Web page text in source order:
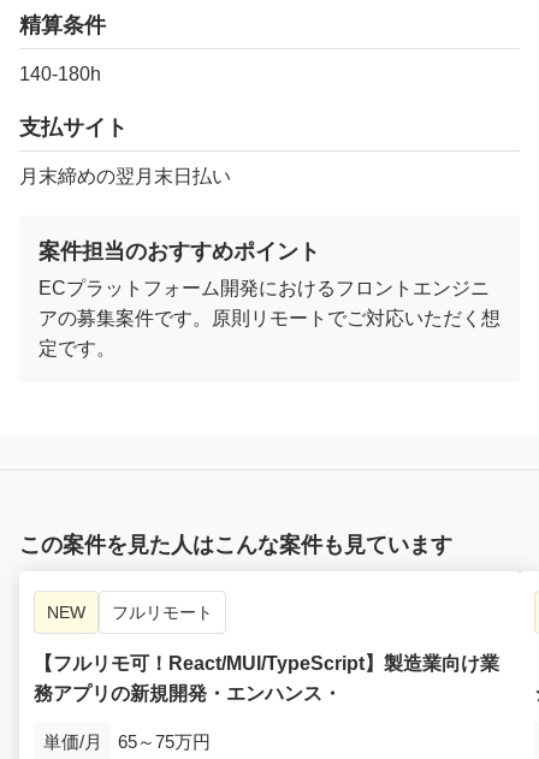
精算条件
140-180h
支払サイト
月末締めの翌月末日払い
案件担当のおすすめポイント
ECプラットフォーム開発におけるフロントエンジニ
アの募集案件です。原則リモートでご対応いただく想
定です。
この案件を見た人はこんな案件も見ています
NEW フルリモート
【フルリモ可！React/MUI/TypeScript】製造業向け業
務アプリの新規開発・エンハンス・
単価/月
65～75万円